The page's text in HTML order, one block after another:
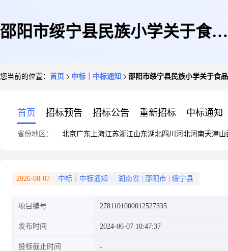
邵阳市绥宁县民族小学关于食品
您当前的位置： 首页 中标｜中标通知 邵阳市绥宁县民族小学关于食
首页 招标预告 招标公告 重新招标 中标通知
省份地区： 北京广东 上海江苏浙江山东湖北四川 河北河南天津山
2026-08-07 中标｜中标通知 湖南省 邵阳市 绥宁县
项目编号 2781101000012527335
发布时间 2024-06-07 10:47:37
投标截止时间